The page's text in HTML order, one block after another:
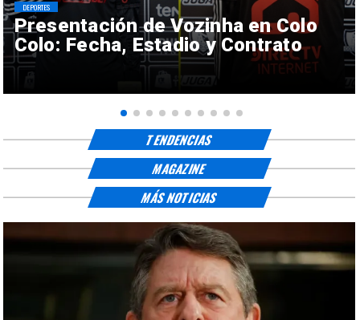
Presentación de Vozinha en Colo
Colo: Fecha, Estadio y Contrato
DEPORTES
TENDENCIAS
MAGAZINE
MÁS NOTICIAS